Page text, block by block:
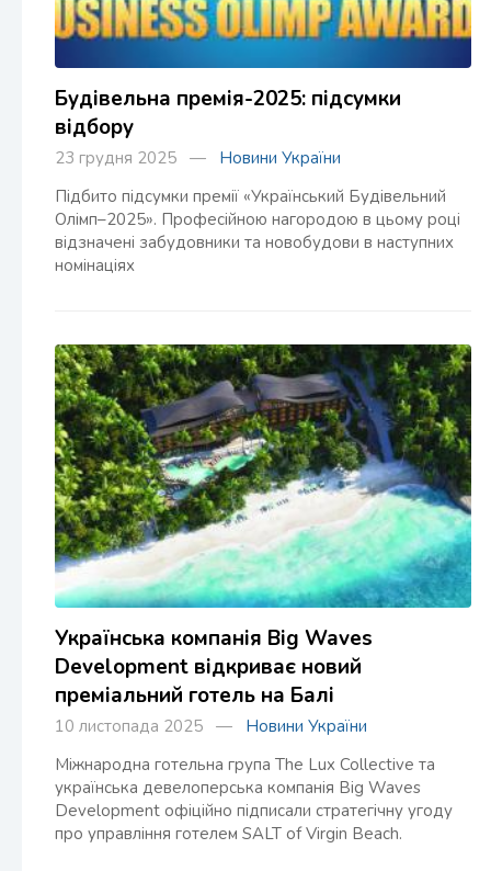
Будівельна премія-2025: підсумки
відбору
23 грудня 2025 — Новини України
Підбито підсумки премії «Український Будівельний
Олімп–2025». Професійною нагородою в цьому році
відзначені забудовники та новобудови в наступних
номінаціях
Українська компанія Big Waves
Development відкриває новий
преміальний готель на Балі
10 листопада 2025 — Новини України
Міжнародна готельна група The Lux Collective та
українська девелоперська компанія Big Waves
Development офіційно підписали стратегічну угоду
про управління готелем SALT of Virgin Beach.